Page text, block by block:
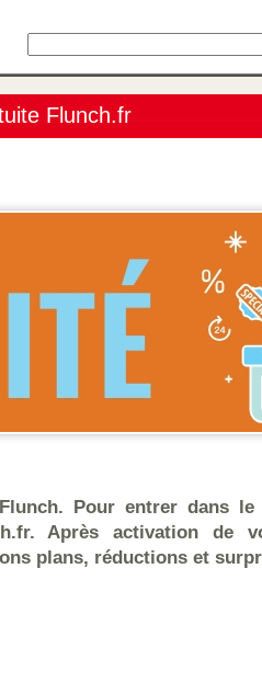
Flunch.fr
Pour entrer dans le
Après activation de
plans, réductions et